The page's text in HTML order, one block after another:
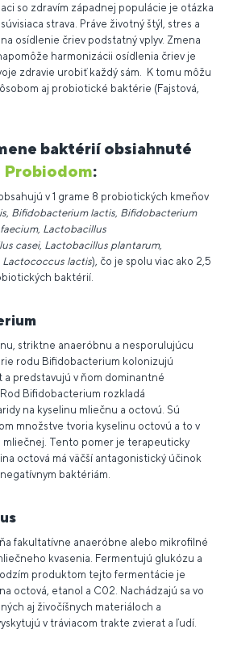
so zdravím západnej populácie je otázka
strava. Práve životný štýl, stres a
osídlenie čriev podstatný vplyv. Zmena
harmonizácii osídlenia čriev je
zdravie urobiť každý sám. K tomu môžu
aj probiotické baktérie (Fajstová,
baktérií obsiahnuté
Probiodom:
v 1 grame 8 probiotických kmeňov
Bifidobacterium lactis, Bifidobacterium
Lactobacillus
casei, Lactobacillus plantarum,
Lactococcus lactis), čo je spolu viac ako 2,5
baktérií.
striktne anaeróbnu a nesporulujúcu
rodu Bifidobacterium kolonizujú
predstavujú v ňom dominantné
Bifidobacterium rozkladá
na kyselinu mliečnu a octovú. Sú
množstve tvoria kyselinu octovú a to v
mliečnej. Tento pomer je terapeuticky
octová má väčší antagonistický účinok
baktériám.
fakultatívne anaeróbne alebo mikrofilné
kvasenia. Fermentujú glukózu a
produktom tejto fermentácie je
octová, etanol a C02. Nachádzajú sa vo
aj živočíšnych materiáloch a
v tráviacom trakte zvierat a ľudí.